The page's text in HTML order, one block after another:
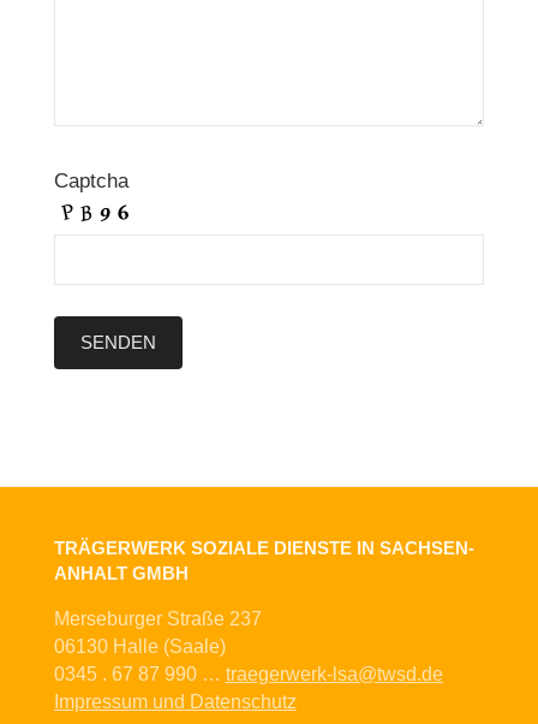
Captcha
TRÄGERWERK SOZIALE DIENSTE IN SACHSEN-
ANHALT GMBH
Merseburger Straße 237
06130 Halle (Saale)
0345 . 67 87 990 … traegerwerk-lsa@twsd.de
Impressum und Datenschutz